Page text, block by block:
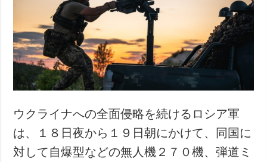
スポーツ
犯罪
事故・緊急事態
追加
特集
インタビュー
写真
動画
サービス
購読
フォトバンク
ウクライナへの全面侵略を続けるロシア軍
は、１８日夜から１９日朝にかけて、同国に
対して自爆型などの無人機２７０機、弾道ミ